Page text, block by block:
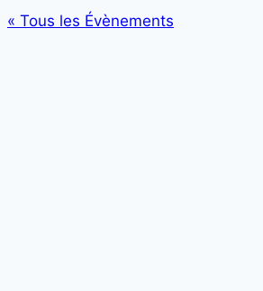
« Tous les Évènements